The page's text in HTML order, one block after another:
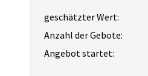
geschätzter Wert:
Anzahl der Gebote:
Angebot startet: